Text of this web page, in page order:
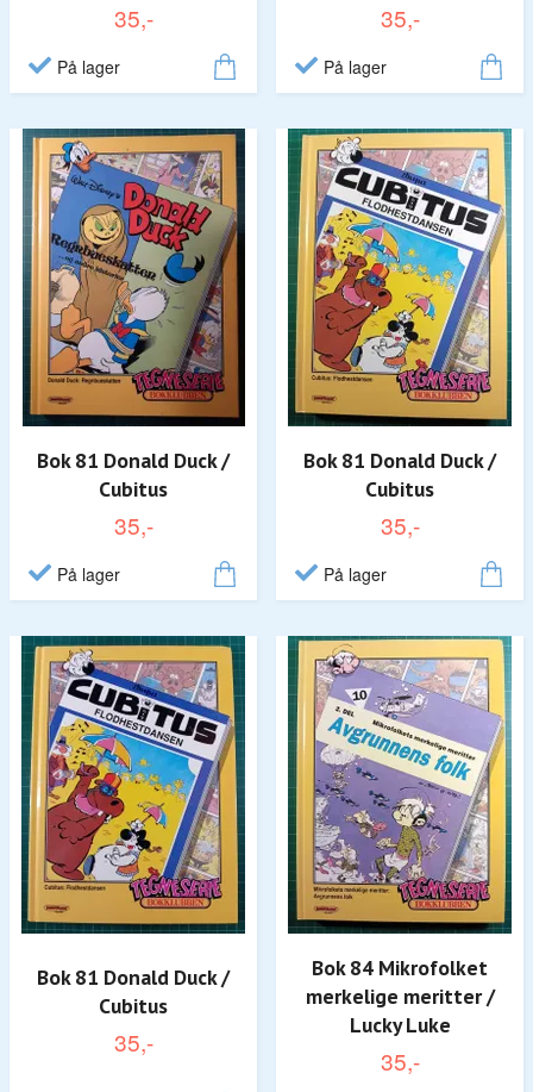
35,-
På lager
35,-
På lager
Bok 81 Donald Duck /
Cubitus
35,-
På lager
Bok 81 Donald Duck /
Cubitus
35,-
På lager
Bok 81 Donald Duck /
Cubitus
35,-
Bok 84 Mikrofolket
merkelige meritter /
Lucky Luke
35,-